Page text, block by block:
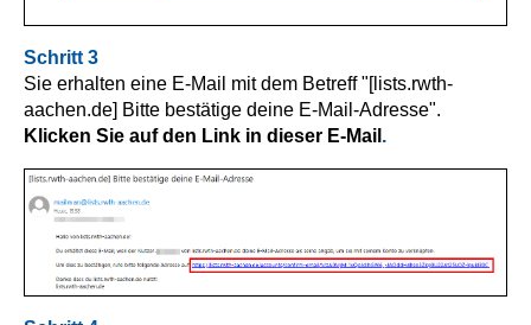
Schritt 3
Sie erhalten eine E-Mail mit dem Betreff "[lists.rwth-
aachen.de] Bitte bestätige deine E-Mail-Adresse".
Klicken Sie auf den Link in dieser E-Mail .